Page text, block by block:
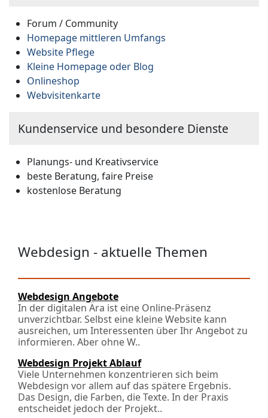
Forum / Community
Homepage mittleren Umfangs
Website Pflege
Kleine Homepage oder Blog
Onlineshop
Webvisitenkarte
Kundenservice und besondere Dienste
Planungs- und Kreativservice
beste Beratung, faire Preise
kostenlose Beratung
Webdesign - aktuelle Themen
Webdesign Angebote
In der digitalen Ära ist eine Online-Präsenz
unverzichtbar. Selbst eine kleine Website kann
ausreichen, um Interessenten über Ihr Angebot zu
informieren. Aber ohne W..
Webdesign Projekt Ablauf
Viele Unternehmen konzentrieren sich beim
Webdesign vor allem auf das spätere Ergebnis.
Das Design, die Farben, die Texte. In der Praxis
entscheidet jedoch der Projekt..